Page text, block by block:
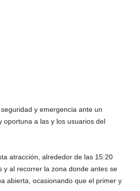
y emergencia ante un
oportuna a las y los usuarios del
atracción, alrededor de las 15:20
y al recorrer la zona donde antes se
abierta, ocasionando que el primer y